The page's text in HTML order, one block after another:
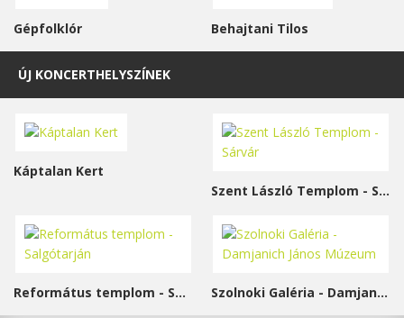
Gépfolklór Behajtani Tilos
ÚJ KONCERTHELYSZÍNEK
Káptalan Kert
Szent László Templom - Sárvár
Református templom - Salgótarján Szolnoki Galéria - Damjanich János Múzeum